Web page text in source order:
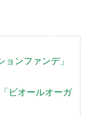
ンファンデ」
ビオールオーガ